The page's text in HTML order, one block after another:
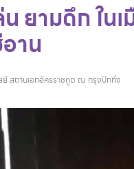
ยามดึก ใน
าน
ยี สถานเอกอัครราชทูต ณ กรุงปักกิ่ง